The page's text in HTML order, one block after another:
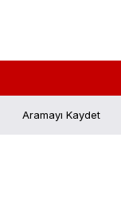
Aramayı Kaydet